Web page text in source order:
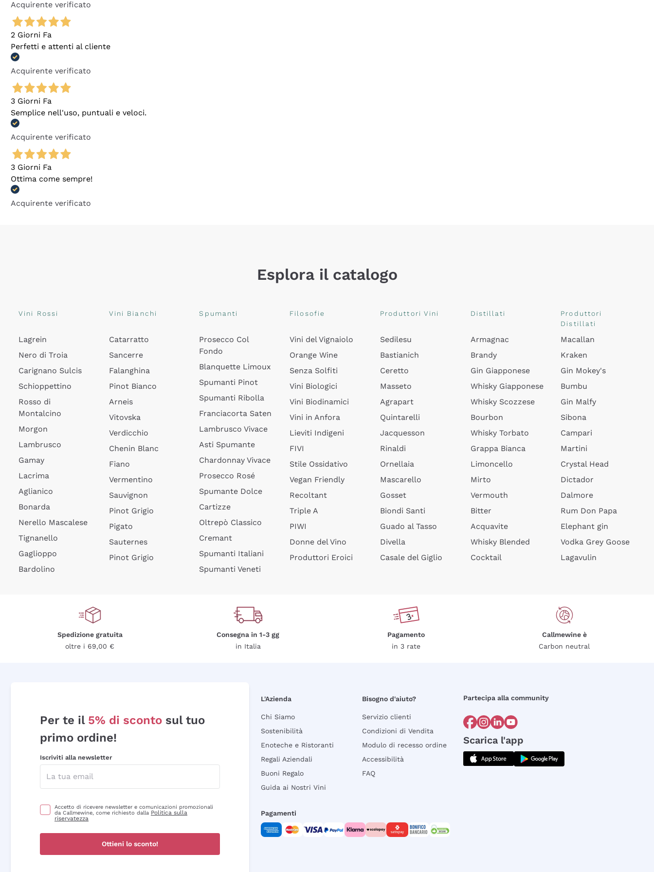
Acquirente verificato
2 Giorni Fa
Perfetti e attenti al cliente
Acquirente verificato
3 Giorni Fa
Semplice nell'uso, puntuali e veloci.
Acquirente verificato
3 Giorni Fa
Ottima come sempre!
Acquirente verificato
Esplora il catalogo
Vini Rossi
Lagrein
Nero di Troia
Carignano Sulcis
Schioppettino
Rosso di
Montalcino
Morgon
Lambrusco
Gamay
Lacrima
Aglianico
Bonarda
Nerello Mascalese
Tignanello
Gaglioppo
Bardolino
Vini Bianchi
Catarratto
Sancerre
Falanghina
Pinot Bianco
Arneis
Vitovska
Verdicchio
Chenin Blanc
Fiano
Vermentino
Sauvignon
Pinot Grigio
Pigato
Sauternes
Pinot Grigio
Spumanti
Prosecco Col
Fondo
Blanquette Limoux
Spumanti Pinot
Spumanti Ribolla
Franciacorta Saten
Lambrusco Vivace
Asti Spumante
Chardonnay Vivace
Prosecco Rosé
Spumante Dolce
Cartizze
Oltrepò Classico
Cremant
Spumanti Italiani
Spumanti Veneti
Filosofie
Vini del Vignaiolo
Orange Wine
Senza Solfiti
Vini Biologici
Vini Biodinamici
Vini in Anfora
Lieviti Indigeni
FIVI
Stile Ossidativo
Vegan Friendly
Recoltant
Triple A
PIWI
Donne del Vino
Produttori Eroici
Produttori Vini
Sedilesu
Bastianich
Ceretto
Masseto
Agrapart
Quintarelli
Jacquesson
Rinaldi
Ornellaia
Mascarello
Gosset
Biondi Santi
Guado al Tasso
Divella
Casale del Giglio
Distillati
Armagnac
Brandy
Gin Giapponese
Whisky Giapponese
Whisky Scozzese
Bourbon
Whisky Torbato
Grappa Bianca
Limoncello
Mirto
Vermouth
Bitter
Acquavite
Whisky Blended
Cocktail
Produttori
Distillati
Macallan
Kraken
Gin Mokey's
Bumbu
Gin Malfy
Sibona
Campari
Martini
Crystal Head
Dictador
Dalmore
Rum Don Papa
Elephant gin
Vodka Grey Goose
Lagavulin
Spedizione gratuita
oltre i 69,00 €
Consegna in 1-3 gg
in Italia
Pagamento
in 3 rate
Callmewine è
Carbon neutral
Per te il 5% di sconto sul tuo
primo ordine!
Iscriviti alla newsletter
Accetto di ricevere newsletter e comunicazioni promozionali
da Callmewine, come richiesto dalla Politica sulla
riservatezza
Ottieni lo sconto!
L'Azienda
Chi Siamo
Sostenibilità
Enoteche e Ristoranti
Regali Aziendali
Buoni Regalo
Guida ai Nostri Vini
Bisogno d'aiuto?
Servizio clienti
Condizioni di Vendita
Modulo di recesso ordine
Accessibilità
FAQ
Partecipa alla community
Scarica l'app
Pagamenti